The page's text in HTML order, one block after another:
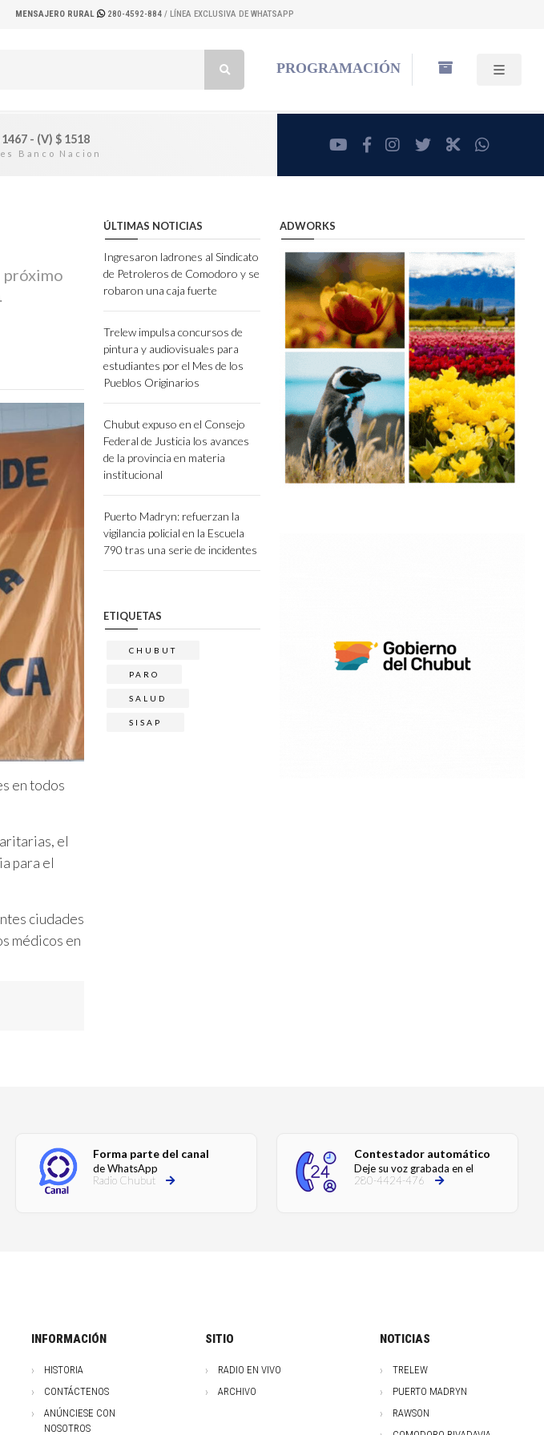
MENSAJERO RURAL 280-4592-884 / LÍNEA EXCLUSIVA DE WHATSAPP
PROGRAMACIÓN
- (V) $1518 youtubefacebookinstagram
twitterRadioCut
próximo
en todos
el
para el
ciudades
médicos en
ÚLTIMAS NOTICIAS
Ingresaron ladrones al Sindicato
de Petroleros de Comodoro y se
robaron una caja fuerte
Trelew impulsa concursos de
pintura y audiovisuales para
estudiantes por el Mes de los
Pueblos Originarios
Chubut expuso en el Consejo
Federal de Justicia los avances
de la provincia en materia
institucional
Puerto Madryn: refuerzan la
vigilancia policial en la Escuela
790 tras una serie de incidentes
ETIQUETAS
CHUBUT
PARO
SALUD
SISAP
ADWORKS
Forma parte del canal
de WhatsApp
Radio Chubut
Contestador automático
Deje su voz grabada en el
280-4424-476
INFORMACIÓN
HISTORIA
CONTÁCTENOS
ANÚNCIESE CON
NOSOTROS
SITIO
RADIO EN VIVO
ARCHIVO
NOTICIAS
TRELEW
PUERTO MADRYN
RAWSON